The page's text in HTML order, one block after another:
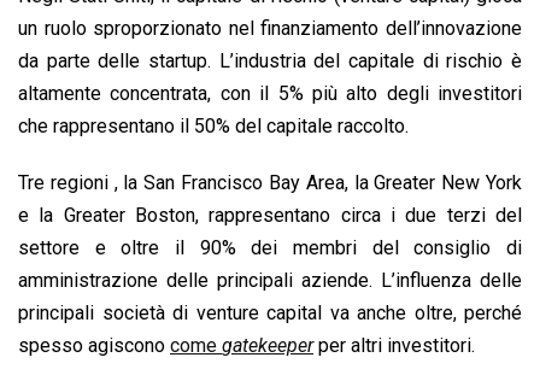
un ruolo sproporzionato nel finanziamento dell’innovazione
da parte delle startup. L’industria del capitale di rischio è
altamente concentrata, con il 5% più alto degli investitori
che rappresentano il 50% del capitale raccolto.
Tre regioni , la San Francisco Bay Area, la Greater New York
e la Greater Boston, rappresentano circa i due terzi del
settore e oltre il 90% dei membri del consiglio di
amministrazione delle principali aziende. L’influenza delle
principali società di venture capital va anche oltre, perché
spesso agiscono come gatekeeperper altri investitori.